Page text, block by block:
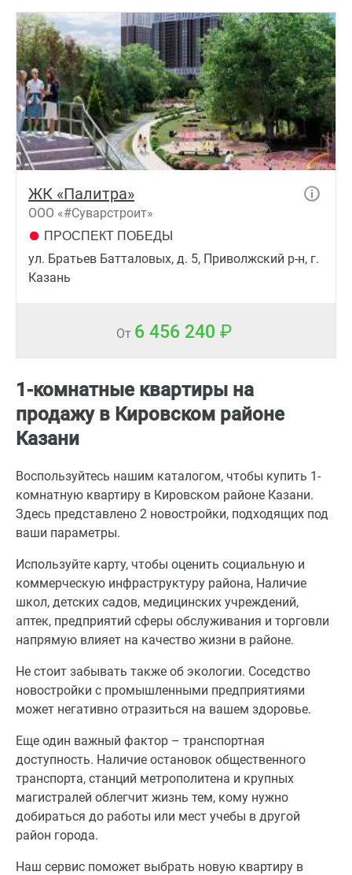
ЖК «Палитра»
ООО «#Суварстроит»
ПРОСПЕКТ ПОБЕДЫ
ул. Братьев Батталовых, д. 5, Приволжский р-н, г.
Казань
От 6 456 240
1-комнатные квартиры на
продажу в Кировском районе
Казани
Воспользуйтесь нашим каталогом, чтобы купить 1-
комнатную квартиру в Кировском районе Казани.
Здесь представлено 2 новостройки, подходящих под
ваши параметры.
Используйте карту, чтобы оценить социальную и
коммерческую инфраструктуру района, Наличие
школ, детских садов, медицинских учреждений,
аптек, предприятий сферы обслуживания и торговли
напрямую влияет на качество жизни в районе.
Не стоит забывать также об экологии. Соседство
новостройки с промышленными предприятиями
может негативно отразиться на вашем здоровье.
Еще один важный фактор – транспортная
доступность. Наличие остановок общественного
транспорта, станций метрополитена и крупных
магистралей облегчит жизнь тем, кому нужно
добираться до работы или мест учебы в другой
район города.
Наш сервис поможет выбрать новую квартиру в